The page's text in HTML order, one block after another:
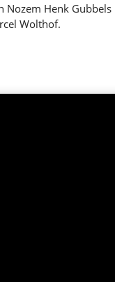
Nozem Henk
Wolthof.